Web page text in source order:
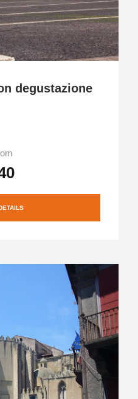
degustazione